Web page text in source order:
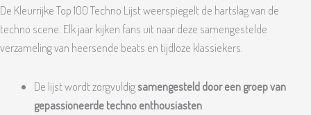
De Kleurrijke Top 100 Techno Lijst weerspiegelt de hartslag van de
techno scene. Elk jaar kijken fans uit naar deze samengestelde
verzameling van heersende beats en tijdloze klassiekers.
De lijst wordt zorgvuldigsamengesteld door een groep van
gepassioneerde techno enthousiasten